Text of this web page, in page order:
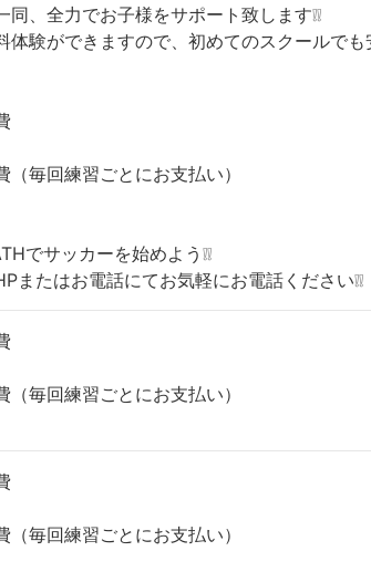
同、全力でお子様をサポート致します❕❕
体験ができますので、初めてのスクールでも安
（毎回練習ごとにお支払い）
でサッカーを始めよう❕❕
またはお電話にてお気軽にお電話ください❕❕
（毎回練習ごとにお支払い）
（毎回練習ごとにお支払い）